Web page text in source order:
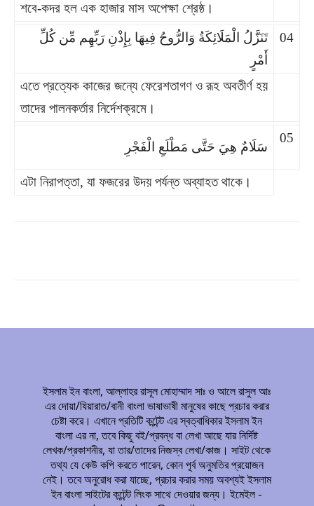
শবে-কদর হল এক হাজার মাস অপেক্ষা শ্রেষ্ঠ।
تَنَزَّلُ الْمَلَائِكَةُ وَالرُّوحُ فِيهَا بِإِذْنِ رَبِّهِم مِّن كُلِّ
أَمْرٍ
04
এতে প্রত্যেক কাজের জন্যে ফেরেশতাগণ ও রূহ অবতীর্ণ হয়
তাদের পালনকর্তার নির্দেশক্রমে।
سَلَامٌ هِيَ حَتَّى مَطْلَعِ الْفَجْرِ
05
এটা নিরাপত্তা, যা ফজরের উদয় পর্যন্ত অব্যাহত থাকে।
ইসলাম ইন বাংলা, আল্লাহর রাসূল মোহাম্মাদ সাঃ ও আলে রাসুল আঃ
এর দোয়া/যিয়ারাত/বানী বাংলা ভাষাভাষী মানুষের কাছে প্রচার করার
চেষ্টা করে। এখানে প্রতিটি কন্টেন্ট এর স্বত্বাধিকার ইসলাম ইন
বাংলা এর না, তবে কিছু বই/প্রবন্ধ বা লেখা আছে যার নির্দিষ্ট
লেখক/প্রকাশনীর, যা তার/তাদের নিজস্ব লেখা/কাজ। সাইট থেকে
তথ্য যে কেউ কপি করতে পারেন, কোন পূর্ব অনুমতির প্রয়োজন
নেই। তবে অনুরোধ করা যাচ্ছে, প্রচার করার সময় অবশ্যই ইসলাম
ইন বাংলা সাইটের কন্টেন্ট লিংক সাথে দেওয়ার জন্য। ইমেইল -